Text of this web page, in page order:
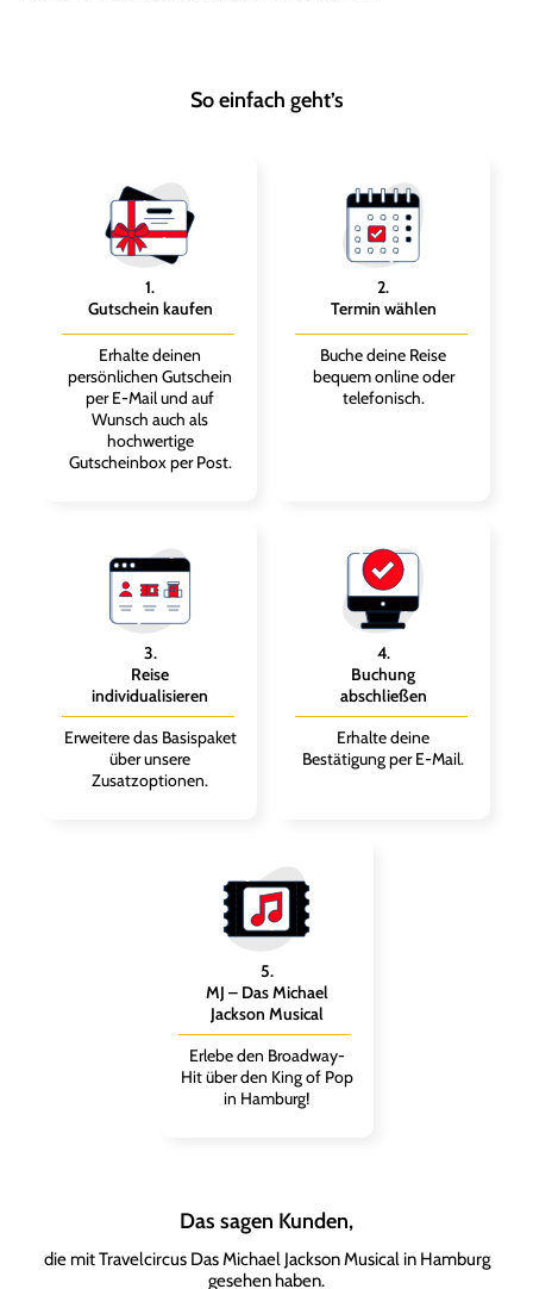
So einfach geht’s
1.
Gutschein kaufen
Erhalte deinen
persönlichen Gutschein
per E-Mail und auf
Wunsch auch als
hochwertige
Gutscheinbox per Post.
2.
Termin wählen
Buche deine Reise
bequem online oder
telefonisch.
3.
Reise
individualisieren
Erweitere das Basispaket
über unsere
Zusatzoptionen.
4.
Buchung
abschließen
Erhalte deine
Bestätigung per E-Mail.
5.
MJ – Das Michael
Jackson Musical
Erlebe den Broadway-
Hit über den King of Pop
in Hamburg!
Das sagen Kunden,
die mit Travelcircus Das Michael Jackson Musical in Hamburg
gesehen haben.